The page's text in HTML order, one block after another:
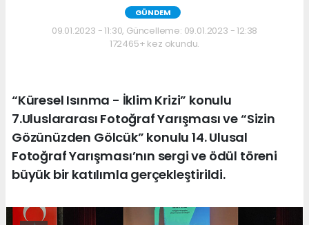
GÜNDEM
09.01.2023 - 11:30, Güncelleme: 09.01.2023 - 12:38
172465+ kez okundu.
“Küresel Isınma - İklim Krizi” konulu
7.Uluslararası Fotoğraf Yarışması ve “Sizin
Gözünüzden Gölcük” konulu 14. Ulusal
Fotoğraf Yarışması’nın sergi ve ödül töreni
büyük bir katılımla gerçekleştirildi.